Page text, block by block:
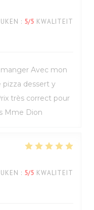
: 5/5 KWALITEIT
Avec mon
dessert y
très correct pour
Mme Dion
: 5/5 KWALITEIT